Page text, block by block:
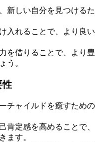
新しい自分を見つけるた
入れることで、より良い
を借りることで、より豊
う。
性
チャイルドを癒すための
肯定感を高めることで、
ます。